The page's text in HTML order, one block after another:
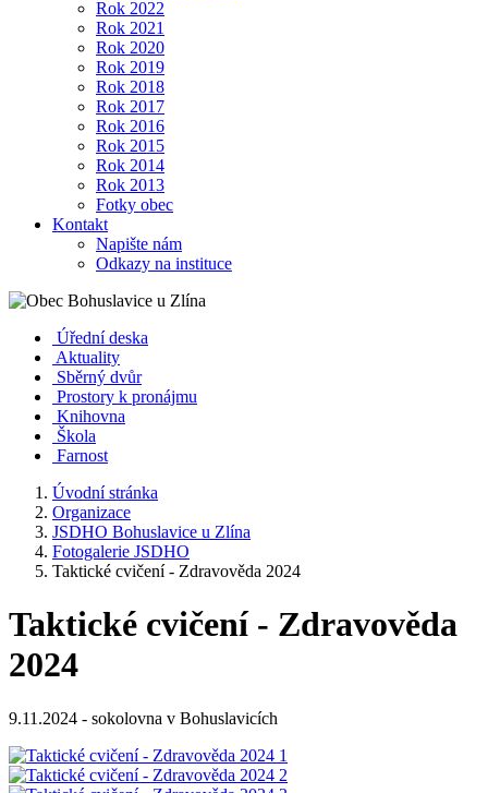
Rok 2022
Rok 2021
Rok 2020
Rok 2019
Rok 2018
Rok 2017
Rok 2016
Rok 2015
Rok 2014
Rok 2013
Fotky obec
Kontakt
Napište nám
Odkazy na instituce
Úřední deska
Aktuality
Sběrný dvůr
Prostory k pronájmu
Knihovna
Škola
Farnost
Úvodní stránka
Organizace
JSDHO Bohuslavice u Zlína
Fotogalerie JSDHO
Taktické cvičení - Zdravověda 2024
Taktické cvičení - Zdravověda
2024
9.11.2024 - sokolovna v Bohuslavicích